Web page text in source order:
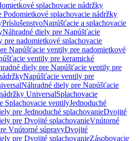
splachovacie nádržky
Podomietkové splachovacie nádržky
PríslušenstvoNapúšťacie a splachovacie
Náhradné diely pre Napúšťacie
pre nadomietkové splachovacie
Napúšťacie ventily pre nadomietkové
ventily pre keramické
diely pre Napúšťacie ventily pre
Napúšťacie ventily pre
Náhradné diely pre Napúšťacie
UniversalSplachovacie
Splachovacie ventilyJednoduché
pre Jednoduché splachovanieDvojité
pre Dvojité splachovanieVnútorné
Vnútorné súpravyDvojité
pre Dvojité splachovanieZásobovacie